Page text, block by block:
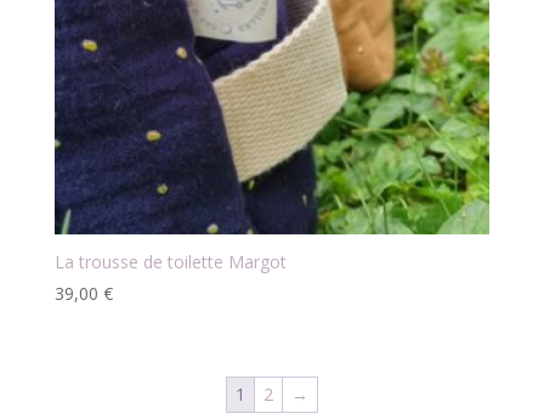
La trousse de toilette Margot
39,00 €
1 2 →